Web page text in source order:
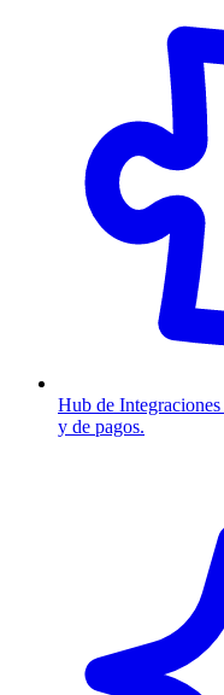
Hub de Integraciones
y de pagos.